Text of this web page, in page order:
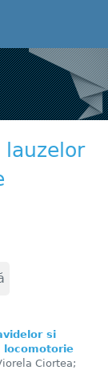
lauzelor
si
locomotorie
Ciortea;